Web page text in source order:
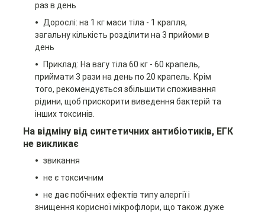
раз в день
Дорослі: на 1 кг маси тіла - 1 крапля,
загальну кількість розділити на 3 прийоми в
день
Приклад: На вагу тіла 60 кг - 60 крапель,
приймати 3 рази на день по 20 крапель. Крім
того, рекомендується збільшити споживання
рідини, щоб прискорити виведення бактерій та
інших токсинів.
На відміну від синтетичних антибіотиків, ЕГК
не викликає
звикання
не є токсичним
не дає побічних ефектів типу алергії і
знищення корисної мікрофлори, що також дуже